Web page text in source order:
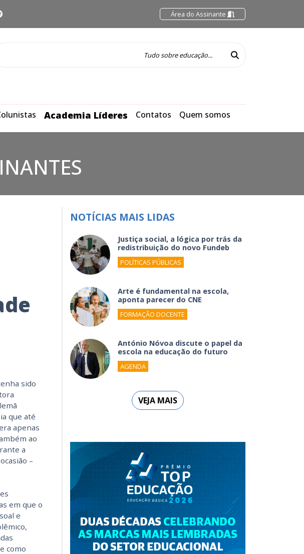
Área do Assinante
Academia Líderes Contatos Quem somos
sido
que até
apenas
ao
a
–
em que o
e
como
NOTÍCIAS MAIS LIDAS
Justiça social, a lógica por trás da
redistribuição do novo Fundeb
POLÍTICAS PÚBLICAS
Arte é fundamental na escola,
aponta parecer do CNE
FORMAÇÃO DOCENTE
António Nóvoa discute o papel da
escola na educação do futuro
AGENDA
VEJA MAIS